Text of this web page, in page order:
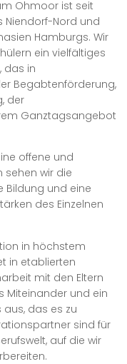
Ohmoor ist seit
Niendorf-Nord und
Hamburgs. Wir
ein vielfältiges
das in
Begabtenförderung,
der
Ganztagsangebot
offene und
sehen wir die
Bildung und eine
des Einzelnen
in höchstem
in etablierten
mit den Eltern
Miteinander und ein
das es zu
sind für
auf die wir